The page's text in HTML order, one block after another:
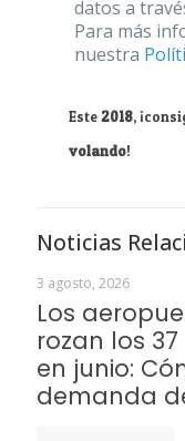
datos a
Para más
nuestra
Este2018,
volando!
Noticias
3 agosto, 2026
Los
rozan los
en junio:
demanda